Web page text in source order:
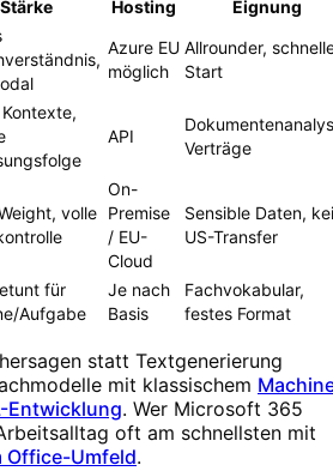
Stärke Hosting
Eignung
Azure EU
möglich
Allrounder,
Start
API
Verträge
volle
On-
Premise
/ EU-
Cloud
Sensible Daten,
US-Transfer
für
Aufgabe
Je nach
Basis
Fachvokabular,
festes Format
statt Textgenerierung
mit klassischem
Entwicklung. Wer Microsoft 365
oft am schnellsten mit
Office-Umfeld.